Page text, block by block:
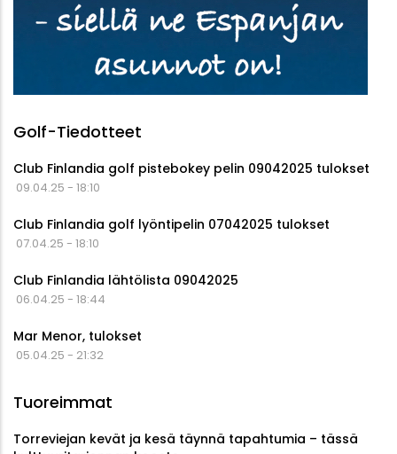
Golf-Tiedotteet
Club Finlandia golf pistebokey pelin 09042025 tulokset
09.04.25 - 18:10
Club Finlandia golf lyöntipelin 07042025 tulokset
07.04.25 - 18:10
Club Finlandia lähtölista 09042025
06.04.25 - 18:44
Mar Menor, tulokset
05.04.25 - 21:32
Tuoreimmat
Torreviejan kevät ja kesä täynnä tapahtumia – tässä